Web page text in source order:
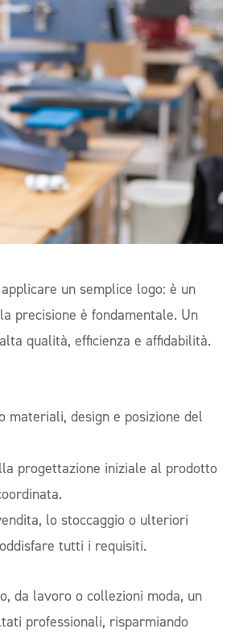
un semplice logo: è un
precisione è fondamentale. Un
qualità, efficienza e affidabilità.
materiali, design e posizione del
progettazione iniziale al prodotto
lo stoccaggio o ulteriori
tutti i requisiti.
da lavoro o collezioni moda, un
professionali, risparmiando